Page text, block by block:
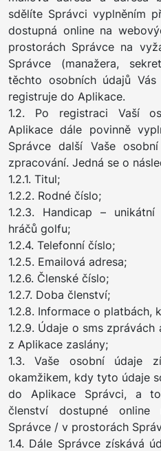
sdělíte Správci vyplněním
dostupná online na
prostorách Správce na
Správce (manažera,
těchto osobních údajů
registruje do Aplikace.
1.2. Po registraci Vaší
Aplikace dále povinně
Správce další Vaše
zpracování. Jedná se o
1.2.1. Titul;
1.2.2. Rodné číslo;
1.2.3. Handicap –
hráčů golfu;
1.2.4. Telefonní číslo;
1.2.5. Emailová adresa;
1.2.6. Členské číslo;
1.2.7. Doba členství;
1.2.8. Informace o platbách,
1.2.9. Údaje o sms
z Aplikace zaslány;
1.3. Vaše osobní údaje
okamžikem, kdy tyto údaje
do Aplikace Správci, a
členství dostupné online
Správce / v prostorách
1.4. Dále Správce získává